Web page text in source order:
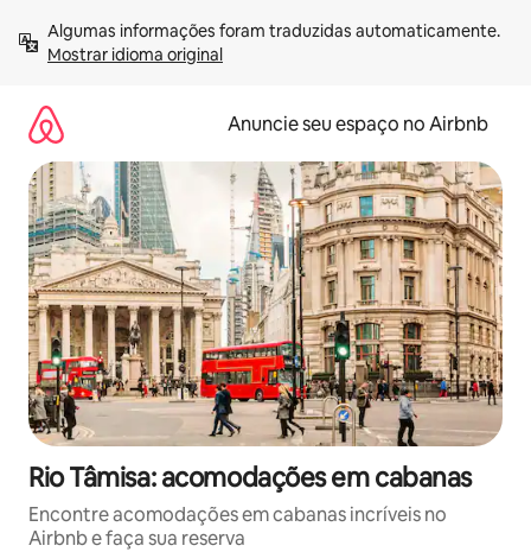
para
Mostrar idioma original
Anuncie seu espaço no Airbnb
Rio Tâmisa: acomodações em cabanas
Encontre acomodações em cabanas incríveis no
Airbnb e faça sua reserva